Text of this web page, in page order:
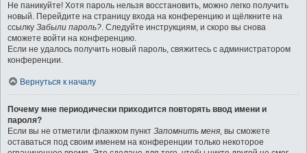
Не паникуйте! Хотя пароль нельзя восстановить, можно легко получить
новый. Перейдите на страницу входа на конференцию и щёлкните на
ссылку Забыли пароль?. Следуйте инструкциям, и скоро вы снова
сможете войти на конференцию.
Если не удалось получить новый пароль, свяжитесь с администратором
конференции.
Вернуться к началу
Почему мне периодически приходится повторять ввод имени и
пароля?
Если вы не отметили флажком пункт Запомнить меня, вы сможете
оставаться под своим именем на конференции только некоторое